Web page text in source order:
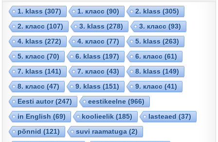
1. klass(307) 1. класс(90) 2. klass(305)
2. класс(107) 3. klass(278) 3. класс(93)
4. klass(272) 4. класс(77) 5. klass(263)
5. класс(70) 6. klass(197) 6. класс(61)
7. klass(141) 7. класс(43) 8. klass(149)
8. класс(47) 9. klass(151) 9. класс(41)
Eesti autor(247) eestikeelne(966)
in English(69) koolieelik(185) lasteaed(37)
põnnid(121) suvi raamatuga(2)